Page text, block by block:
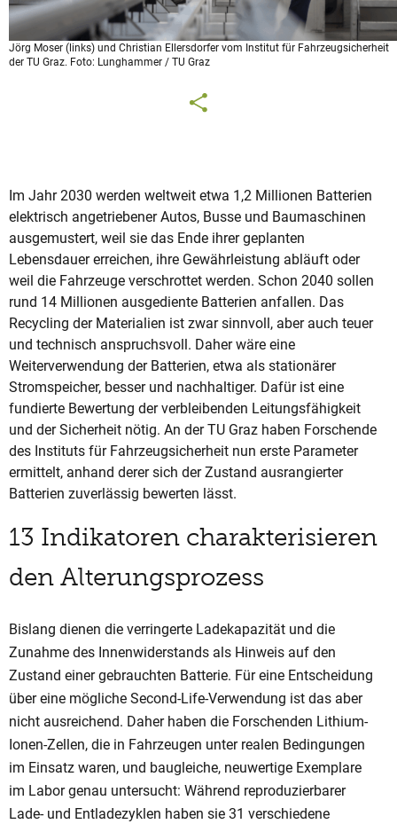
Jörg Moser (links) und Christian Ellersdorfer vom Institut für Fahrzeugsicherheit
der TU Graz. Foto: Lunghammer / TU Graz
Im Jahr 2030 werden weltweit etwa 1,2 Millionen Batterien
elektrisch angetriebener Autos, Busse und Baumaschinen
ausgemustert, weil sie das Ende ihrer geplanten
Lebensdauer erreichen, ihre Gewährleistung abläuft oder
weil die Fahrzeuge verschrottet werden. Schon 2040 sollen
rund 14 Millionen ausgediente Batterien anfallen. Das
Recycling der Materialien ist zwar sinnvoll, aber auch teuer
und technisch anspruchsvoll. Daher wäre eine
Weiterverwendung der Batterien, etwa als stationärer
Stromspeicher, besser und nachhaltiger. Dafür ist eine
fundierte Bewertung der verbleibenden Leitungsfähigkeit
und der Sicherheit nötig. An der TU Graz haben Forschende
des Instituts für Fahrzeugsicherheit nun erste Parameter
ermittelt, anhand derer sich der Zustand ausrangierter
Batterien zuverlässig bewerten lässt.
13 Indikatoren charakterisieren
den Alterungsprozess
Bislang dienen die verringerte Ladekapazität und die
Zunahme des Innenwiderstands als Hinweis auf den
Zustand einer gebrauchten Batterie. Für eine Entscheidung
über eine mögliche Second-Life-Verwendung ist das aber
nicht ausreichend. Daher haben die Forschenden Lithium-
Ionen-Zellen, die in Fahrzeugen unter realen Bedingungen
im Einsatz waren, und baugleiche, neuwertige Exemplare
im Labor genau untersucht: Während reproduzierbarer
Lade- und Entladezyklen haben sie 31 verschiedene